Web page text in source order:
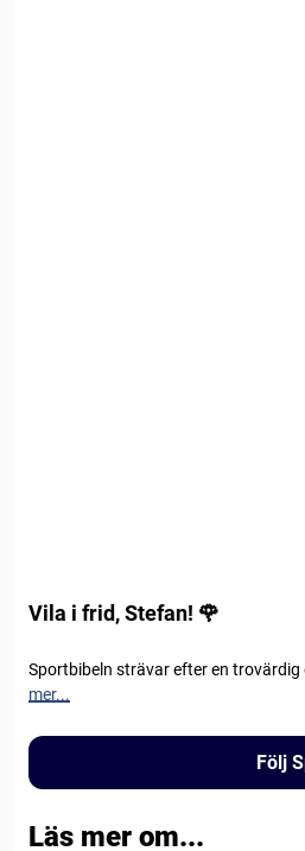
Vila i frid, Stefan! 🌹
Sportbibeln strävar efter en
mer...
Följ
Läs mer om...